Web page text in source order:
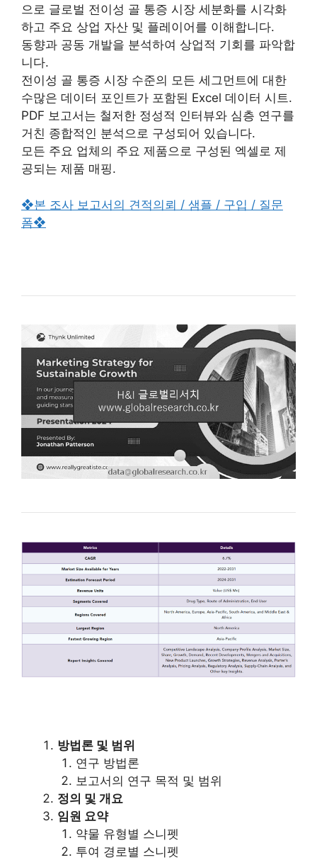
으로 글로벌 전이성 골 통증 시장 세분화를 시각화
하고 주요 상업 자산 및 플레이어를 이해합니다.
동향과 공동 개발을 분석하여 상업적 기회를 파악합
니다.
전이성 골 통증 시장 수준의 모든 세그먼트에 대한
수많은 데이터 포인트가 포함된 Excel 데이터 시트.
PDF 보고서는 철저한 정성적 인터뷰와 심층 연구를
거친 종합적인 분석으로 구성되어 있습니다.
모든 주요 업체의 주요 제품으로 구성된 엑셀로 제
공되는 제품 매핑.
❖본 조사 보고서의 견적의뢰 / 샘플 / 구입 / 질문
폼❖
방법론 및 범위
연구 방법론
보고서의 연구 목적 및 범위
정의 및 개요
임원 요약
약물 유형별 스니펫
투여 경로별 스니펫